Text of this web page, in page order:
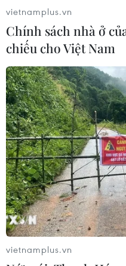
vietnamplus.vn
Chính sách nhà ở
chiếu cho Việt Nam
vietnamplus.vn